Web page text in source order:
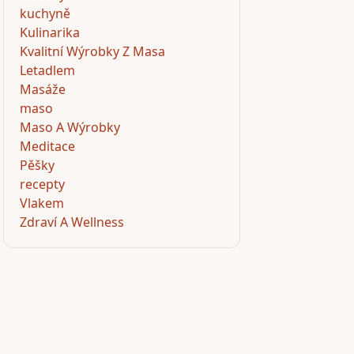
kuchyně
Kulinarika
Kvalitní Wýrobky Z Masa
Letadlem
Masáže
maso
Maso A Wýrobky
Meditace
Pěšky
recepty
Vlakem
Zdraví A Wellness